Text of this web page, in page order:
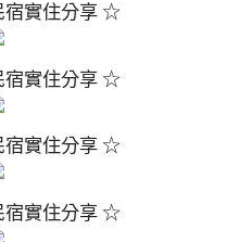
實住分享 ☆
實住分享 ☆
實住分享 ☆
實住分享 ☆